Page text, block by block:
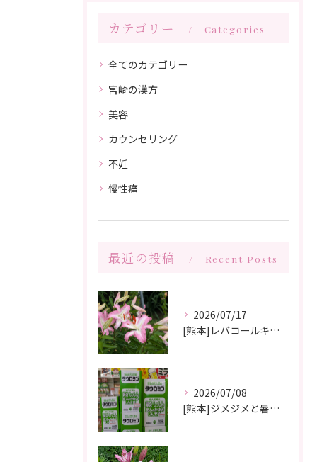
カテゴリー Categories
全てのカテゴリー
宮崎の漢方
美容
カウンセリング
不妊
慢性痛
最近の投稿 Recent Posts
2026/07/17
[熊本]レバコールキャンペーン＆ガチャガチャ抽選会やっています‼️
2026/07/08
[熊本]ジメジメと暑い夏痒くてたまらない、皮膚炎が治らない、蕁麻疹が出やすくて悩んでいる方いませんか⁉️タウロミン錠でいつの間にか治ってしまったと大好評です💞